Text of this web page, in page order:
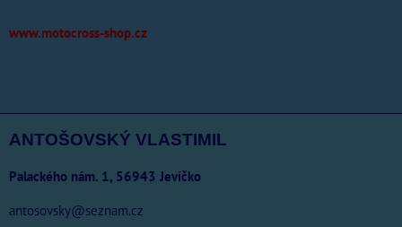
www.motocross-shop.cz
ANTOŠOVSKÝ VLASTIMIL
Palackého nám. 1, 56943 Jevíčko
antosovsky@seznam.cz